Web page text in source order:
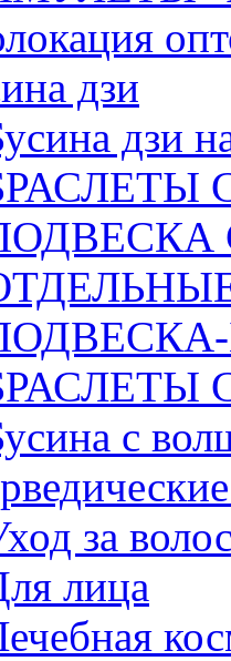
дзи
дзи
с
за
лица